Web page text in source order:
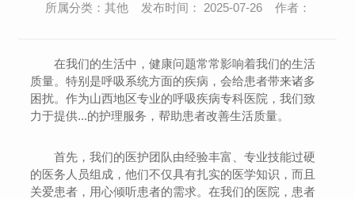
所属分类：其他 发布时间： 2025-07-26 作者：
在我们的生活中，健康问题常常影响着我们的生活
质量。特别是呼吸系统方面的疾病，会给患者带来诸多
困扰。作为山西地区专业的呼吸疾病专科医院，我们致
力于提供...的护理服务，帮助患者改善生活质量。
首先，我们的医护团队由经验丰富、专业技能过硬
的医务人员组成，他们不仅具有扎实的医学知识，而且
关爱患者，用心倾听患者的需求。在我们的医院，患者